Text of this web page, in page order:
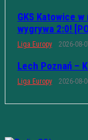
GKS Katowice
wygrywa 2:0!
Liga Europy 2026-08-
Lech Poznań –
Liga Europy 2026-08-